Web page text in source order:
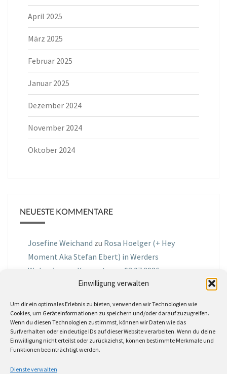
Einwilligung verwalten
Um dir ein optimales Erlebnis zu bieten, verwenden wir Technologien wie
Cookies, um Geräteinformationen zu speichern und/oder darauf zuzugreifen.
Wenn du diesen Technologien zustimmst, können wir Daten wie das
Surfverhalten oder eindeutige IDs auf dieser Website verarbeiten. Wenn du deine
Einwilligung nicht erteilst oder zurückziehst, können bestimmte Merkmale und
Funktionen beeinträchtigt werden.
Dienste verwalten
April 2025
März 2025
Februar 2025
Januar 2025
Dezember 2024
November 2024
Oktober 2024
NEUESTE KOMMENTARE
Josefine Weichand zu Rosa Hoelger (+ Hey
Moment Aka Stefan Ebert) in Werders
Wohnzimmer Konzerte am 03.07.2026
Podcast Nr.01 vom 08.09.2025 mit Joe Astray
MIRI IN THE GREENzuMiri in the Green in der
Hemingway Lounge, am 30.05.2026